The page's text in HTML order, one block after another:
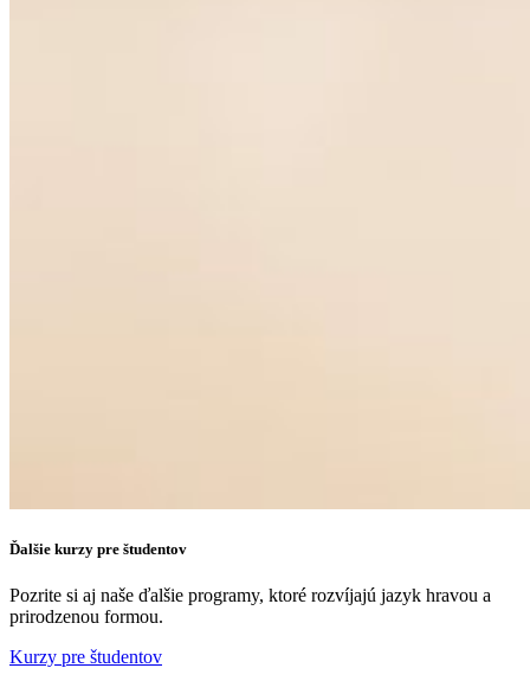
Ďalšie kurzy pre študentov
Pozrite si aj naše ďalšie programy, ktoré rozvíjajú jazyk hravou a
prirodzenou formou.
Kurzy pre študentov